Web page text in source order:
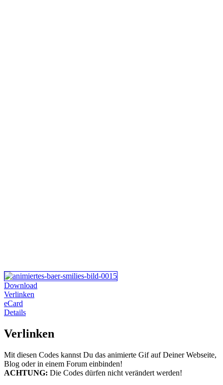
Download
Verlinken
eCard
Details
Verlinken
Mit diesen Codes kannst Du das animierte Gif auf Deiner Webseite,
Blog oder in einem Forum einbinden!
ACHTUNG: Die Codes dürfen nicht verändert werden!